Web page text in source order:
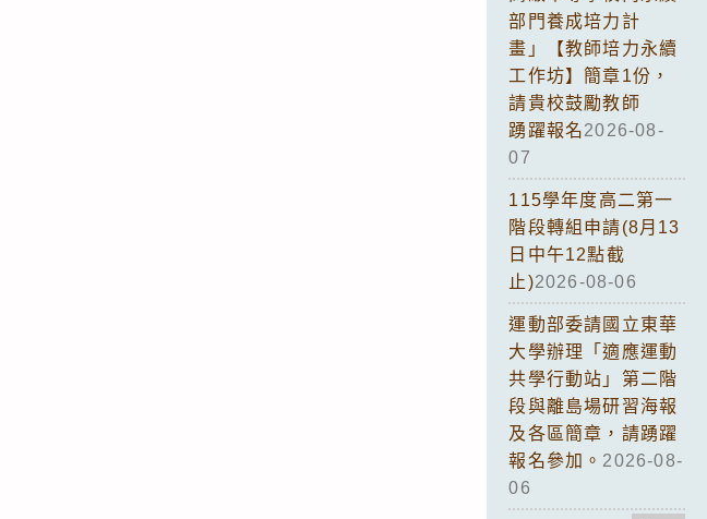
部門養成培力計
畫」【教師培力永續
工作坊】簡章1份，
請貴校鼓勵教師
踴躍報名2026-08-
07
115學年度高二第一
階段轉組申請(8月13
日中午12點截
止)2026-08-06
運動部委請國立東華
大學辦理「適應運動
共學行動站」第二階
段與離島場研習海報
及各區簡章，請踴躍
報名參加。 2026-08-
06